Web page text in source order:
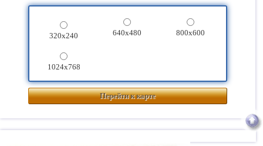
320x240 640x480 800x600
1024x768
Перейти к карте